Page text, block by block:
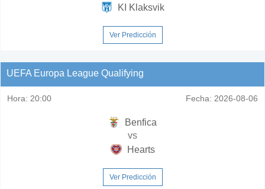
KI Klaksvik
Ver Predicción
UEFA Europa League Qualifying
Hora: 20:00 Fecha: 2026-08-06
Benfica
vs
Hearts
Ver Predicción